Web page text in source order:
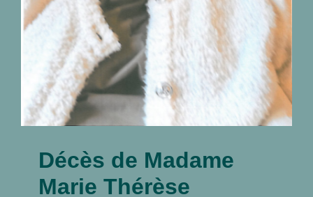
Décès de Madame
Marie Thérèse